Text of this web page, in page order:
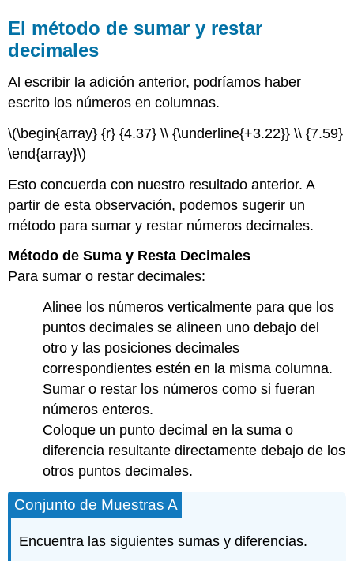
El método de sumar y restar
decimales
Al escribir la adición anterior, podríamos haber
escrito los números en columnas.
\(\begin{array} {r} {4.37} \\ {\underline{+3.22}} \\ {7.59}
\end{array}\)
Esto concuerda con nuestro resultado anterior. A
partir de esta observación, podemos sugerir un
método para sumar y restar números decimales.
Método de Suma y Resta Decimales
Para sumar o restar decimales:
Alinee los números verticalmente para que los
puntos decimales se alineen uno debajo del
otro y las posiciones decimales
correspondientes estén en la misma columna.
Sumar o restar los números como si fueran
números enteros.
Coloque un punto decimal en la suma o
diferencia resultante directamente debajo de los
otros puntos decimales.
Conjunto de Muestras A
Encuentra las siguientes sumas y diferencias.